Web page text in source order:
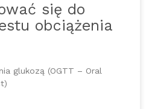
się do
obciążenia
glukozą (OGTT – Oral